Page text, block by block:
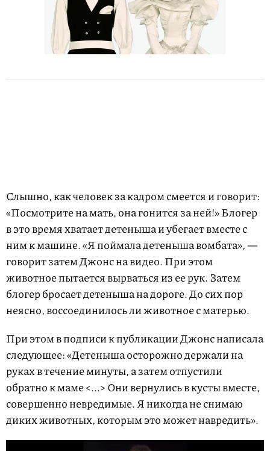
Слышно, как человек за кадром смеется и говорит:
«Посмотрите на мать, она гонится за ней!» Блогер
в это время хватает детеныша и убегает вместе с
ним к машине. «Я поймала детеныша вомбата», —
говорит затем Джонс на видео. При этом
животное пытается вырваться из ее рук. Затем
блогер бросает детеныша на дороге. До сих пор
неясно, воссоединилось ли животное с матерью.
При этом в подписи к публикации Джонс написала
следующее: «Детеныша осторожно держали на
руках в течение минуты, а затем отпустили
обратно к маме <...> Они вернулись в кусты вместе,
совершенно невредимые. Я никогда не снимаю
диких животных, которым это может навредить».